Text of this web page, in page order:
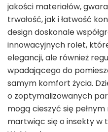
jakości materiałów,
trwałość, jak i łatwość
design doskonale
innowacyjnych rolet,
elegancji, ale również
wpadającego do
samym komfort życia.
o zoptymalizowanych
mogą cieszyć się
martwiąc się o insekty w